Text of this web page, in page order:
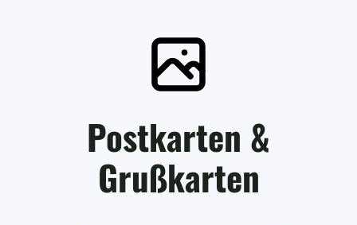
Postkarten &
Grußkarten